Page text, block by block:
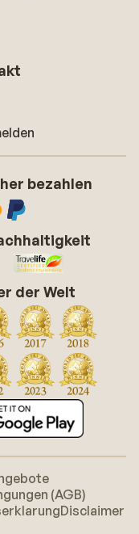
bezahlen
der Welt
(AGB)
Disclaimer